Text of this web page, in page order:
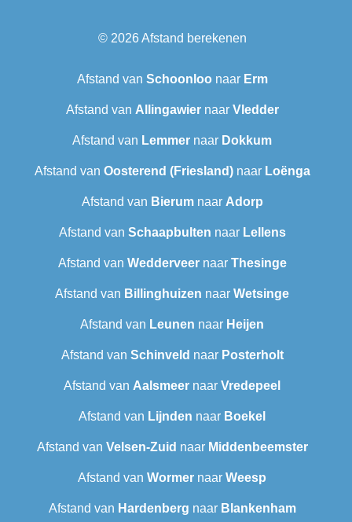
© 2026Afstand berekenen
Afstand van Schoonloo naar Erm
Afstand van Allingawiernaar Vledder
Afstand van Lemmer naar Dokkum
Afstand van Oosterend (Friesland)naar Loënga
Afstand van Bierumnaar Adorp
Afstand van Schaapbulten naar Lellens
Afstand van Wedderveernaar Thesinge
Afstand van Billinghuizen naar Wetsinge
Afstand van Leunen naar Heijen
Afstand van Schinveld naar Posterholt
Afstand van Aalsmeer naar Vredepeel
Afstand van Lijnden naar Boekel
Afstand van Velsen-Zuid naar Middenbeemster
Afstand van Wormer naar Weesp
Afstand van Hardenberg naar Blankenham